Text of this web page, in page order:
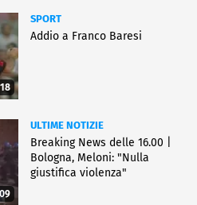
SPORT
Addio a Franco Baresi
ULTIME NOTIZIE
Breaking News delle 16.00 |
Bologna, Meloni: "Nulla
giustifica violenza"